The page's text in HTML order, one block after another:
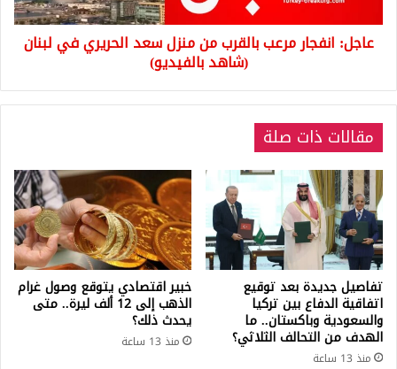
في
لبنان
عاجل: انفجار مرعب بالقرب من منزل سعد الحريري في لبنان
(شاهد بالفيديو)
مقالات ذات صلة
تفاصيل جديدة بعد توقيع
اتفاقية الدفاع بين تركيا
والسعودية وباكستان.. ما
الهدف من التحالف الثلاثي؟
منذ 13 ساعة
خبير اقتصادي يتوقع وصول غرام
الذهب إلى 12 ألف ليرة.. متى
يحدث ذلك؟
منذ 13 ساعة